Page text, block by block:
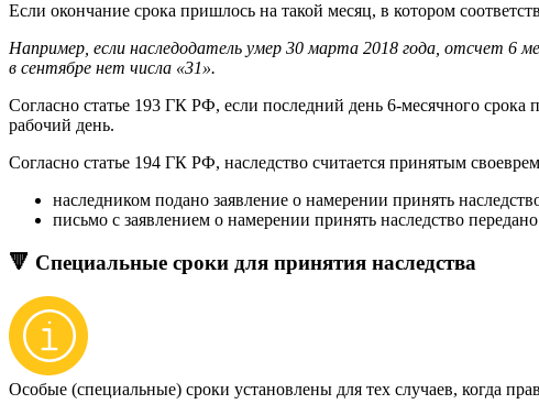
Если окончание срока пришлось на такой месяц, в котором
Например, если наследодатель умер 30 марта 2018 года, отсчет 6
в сентябре нет числа «31».
Согласно статье 193 ГК РФ, если последний день 6-месячного
рабочий день.
Согласно статье 194 ГК РФ, наследство считается принятым
наследником подано заявление о намерении принять
письмо с заявлением о намерении принять наследство
🔻 Специальные сроки для принятия наследства
Особые (специальные) сроки установлены для тех случаев, когда